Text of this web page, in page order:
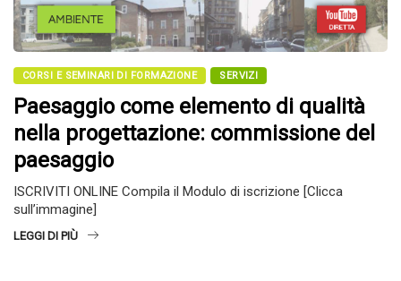
CORSI E SEMINARI DI FORMAZIONE SERVIZI
Paesaggio come elemento di qualità
nella progettazione: commissione del
paesaggio
ISCRIVITI ONLINE Compila il Modulo di iscrizione [Clicca
sull’immagine]
LEGGI DI PIÙ